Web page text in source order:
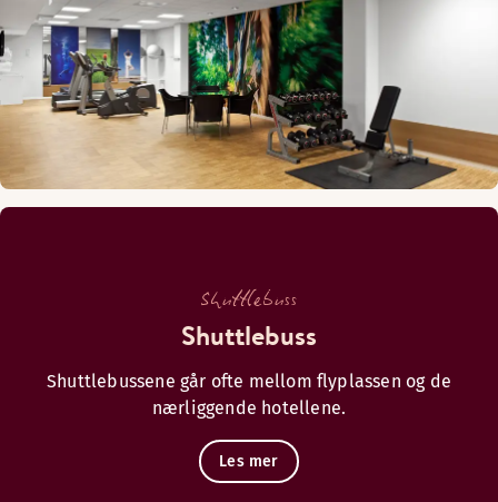
Shuttlebuss
Shuttlebuss
Shuttlebussene går ofte mellom flyplassen og de
nærliggende hotellene.
Les mer